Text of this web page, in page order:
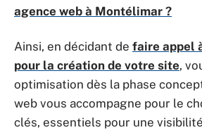
agence web à Montélimar ?
Ainsi, en décidant de faire appel
pour la création de votre site,
optimisation dès la phase
web vous accompagne pour le
clés, essentiels pour une